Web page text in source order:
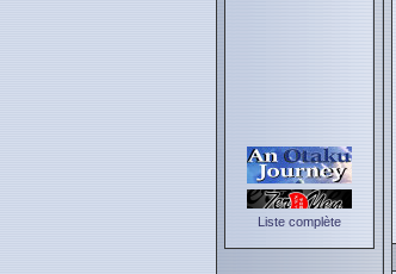
Liste complète